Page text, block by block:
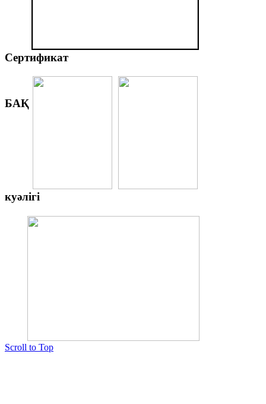
Сертификат
БАҚ
куәлігі
Scroll to Top